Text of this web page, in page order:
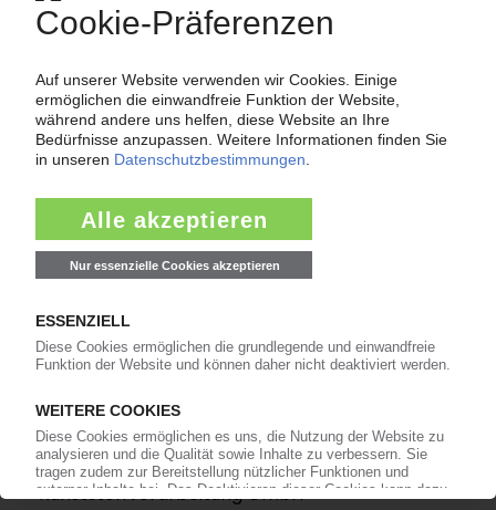
Modulsparte stemmt sich gegen den
Umsatzrückgang / Beleuchtungseinheit soll mit
08.04.2026
INSOLVENZEN
Eröffnung Eigenverwaltung: Durotherm
Kunststoffverarbeitung GmbH